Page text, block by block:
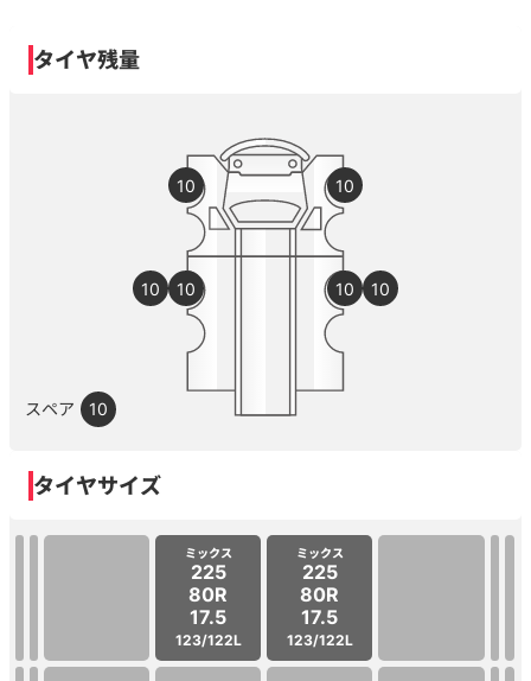
タイヤ残量
10 10
10
10 10 10
スペア 10
タイヤサイズ
ミックス
225
80R
17.5
123/122L
ミックス
225
80R
17.5
123/122L